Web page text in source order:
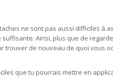
ne sont pas aussi difficiles à
Ainsi, plus que de
trouver de nouveau de quoi vous
que tu pourrais mettre en